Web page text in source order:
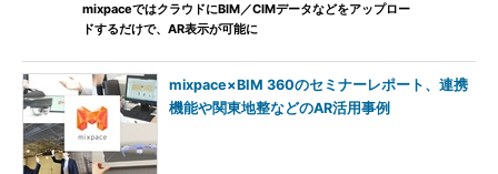
mixpaceではクラウドにBIM／CIMデータなどをアップロー
ドするだけで、AR表示が可能に
mixpace×BIM 360のセミナーレポート、連携
機能や関東地整などのAR活用事例